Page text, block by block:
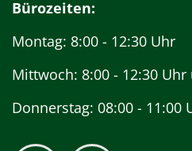
Bürozeiten:
Montag: 8:00 - 12:30 Uhr
Mittwoch: 8:00 - 12:30
Donnerstag: 08:00 - 11:00